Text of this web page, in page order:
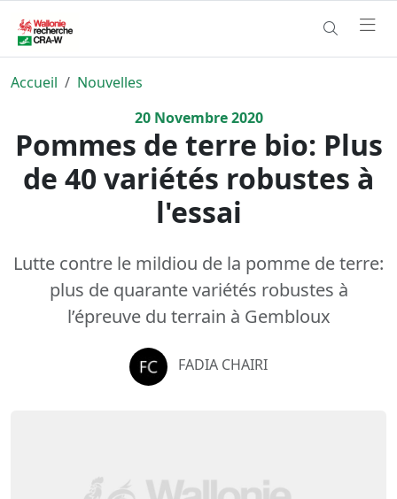
Accueil
Nouvelles
20Novembre2020
Pommes de terre bio: Plus
de 40 variétés robustes à
l'essai
Lutte contre le mildiou de la pomme de terre:
plus de quarante variétés robustes à
l’épreuve du terrain à Gembloux
FADIA CHAIRI